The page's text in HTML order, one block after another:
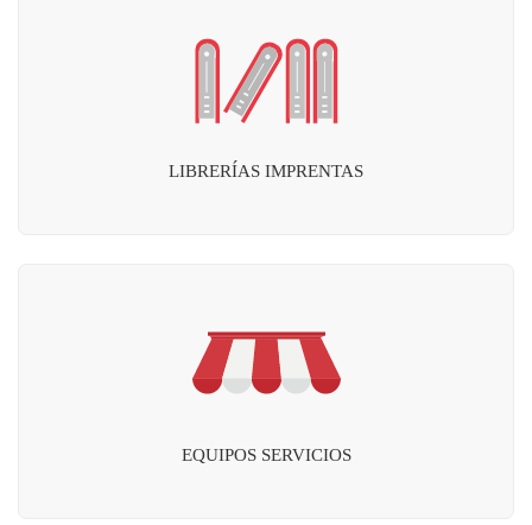
LIBRERÍAS IMPRENTAS
EQUIPOS SERVICIOS